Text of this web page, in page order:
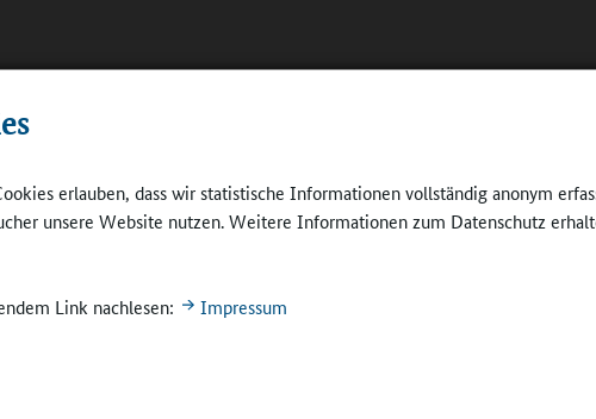
erlauben, dass wir statistische Informationen vollständig anonym
unsere Website nutzen. Weitere Informationen zum Datenschutz
Link nachlesen: Impressum